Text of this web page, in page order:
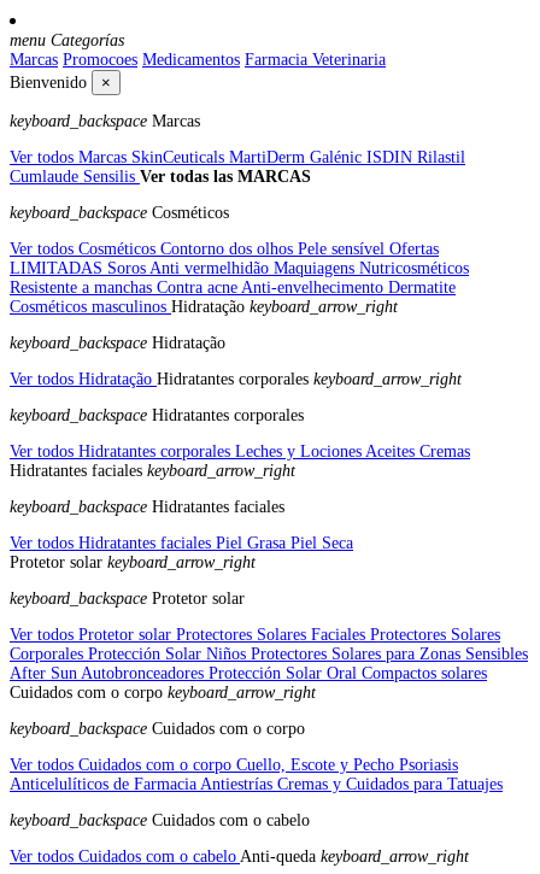
menu Categorías
Marcas Promocoes Medicamentos Farmacia Veterinaria
Bienvenido
×
keyboard_backspace Marcas
Ver todos Marcas SkinCeuticals MartiDerm Galénic ISDIN Rilastil
Cumlaude Sensilis Ver todas las MARCAS
keyboard_backspace Cosméticos
Ver todos Cosméticos Contorno dos olhos Pele sensível Ofertas
LIMITADAS Soros Anti vermelhidão Maquiagens Nutricosméticos
Resistente a manchas Contra acne Anti-envelhecimento Dermatite
Cosméticos masculinos Hidratação keyboard_arrow_right
keyboard_backspace Hidratação
Ver todos Hidratação Hidratantes corporales keyboard_arrow_right
keyboard_backspace Hidratantes corporales
Ver todos Hidratantes corporales Leches y Lociones Aceites Cremas
Hidratantes faciales keyboard_arrow_right
keyboard_backspace Hidratantes faciales
Ver todos Hidratantes faciales Piel Grasa Piel Seca
Protetor solar keyboard_arrow_right
keyboard_backspace Protetor solar
Ver todos Protetor solar Protectores Solares Faciales Protectores Solares
Corporales Protección Solar Niños Protectores Solares para Zonas Sensibles
After Sun Autobronceadores Protección Solar Oral Compactos solares
Cuidados com o corpo keyboard_arrow_right
keyboard_backspace Cuidados com o corpo
Ver todos Cuidados com o corpo Cuello, Escote y Pecho Psoriasis
Anticelulíticos de Farmacia Antiestrías Cremas y Cuidados para Tatuajes
keyboard_backspace Cuidados com o cabelo
Ver todos Cuidados com o cabelo Anti-queda keyboard_arrow_right